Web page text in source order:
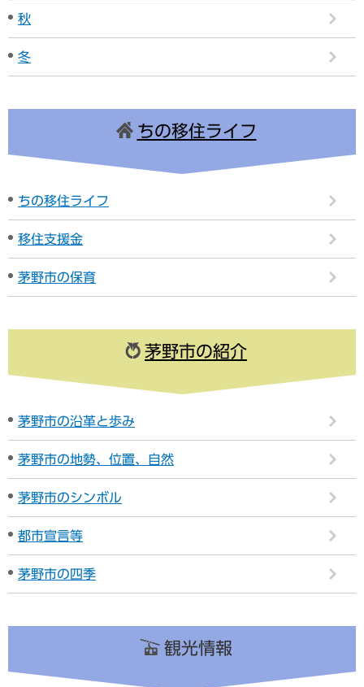
秋
冬
ちの移住ライフ
ちの移住ライフ
移住支援金
茅野市の保育
茅野市の紹介
茅野市の沿革と歩み
茅野市の地勢、位置、自然
茅野市のシンボル
都市宣言等
茅野市の四季
観光情報